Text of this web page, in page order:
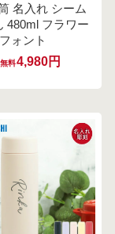
名入れ シーム
480ml フラワー
フォント
料4,980円